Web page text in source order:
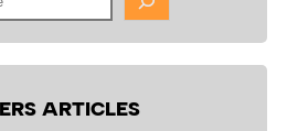
ARTICLES